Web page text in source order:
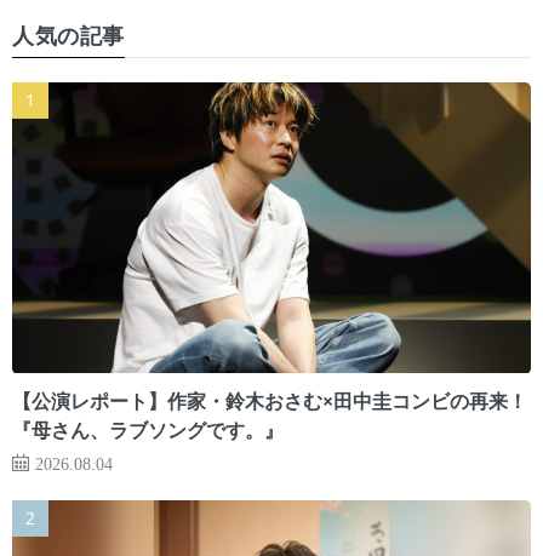
人気の記事
【公演レポート】作家・鈴木おさむ×田中圭コンビの再来！
『母さん、ラブソングです。』
2026.08.04